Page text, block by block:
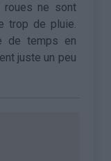
roues ne sont
trop de pluie.
de temps en
juste un peu